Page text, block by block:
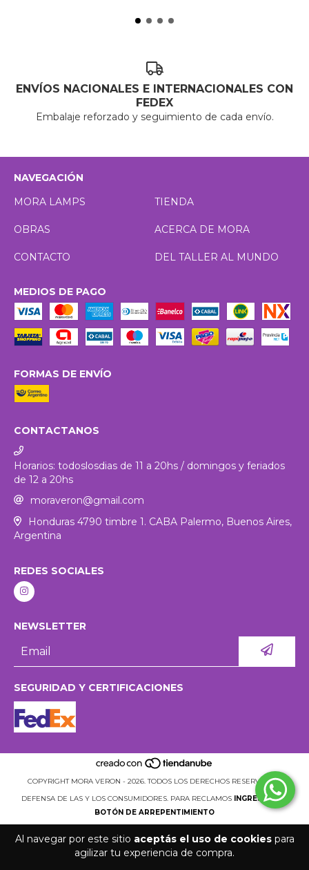
Al navegar por este sitio aceptás el uso de cookiespara
agilizar tu experiencia de compra.
ENVÍOS NACIONALES E INTERNACIONALES CON
FEDEX
Embalaje reforzado y seguimiento de cada envío.
NAVEGACIÓN
MORA LAMPS
TIENDA
OBRAS ACERCA DE MORA
CONTACTO DEL TALLER AL MUNDO
MEDIOS DE PAGO
FORMAS DE ENVÍO
CONTACTANOS
Horarios: todoslosdias de 11 a 20hs / domingos y feriados
de 12 a 20hs
moraveron@gmail.com
Honduras 4790 timbre 1. CABA Palermo, Buenos Aires,
Argentina
REDES SOCIALES
NEWSLETTER
SEGURIDAD Y CERTIFICACIONES
COPYRIGHT MORA VERON - 2026. TODOS LOS DERECHOS RESERVADOS.
DEFENSA DE LAS Y LOS CONSUMIDORES. PARA RECLAMOS
INGRESÁ ACÁ.
BOTÓN DE ARREPENTIMIENTO